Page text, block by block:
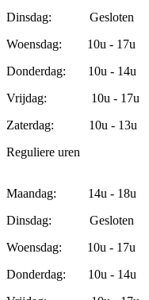
Dinsdag: Gesloten
Woensdag: 10u - 17u
Donderdag: 10u - 14u
Vrijdag: 10u - 17u
Zaterdag: 10u - 13u
Reguliere uren
Maandag: 14u - 18u
Dinsdag: Gesloten
Woensdag: 10u - 17u
Donderdag: 10u - 14u